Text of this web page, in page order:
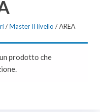
/Master II livello / AREA
prodotto che